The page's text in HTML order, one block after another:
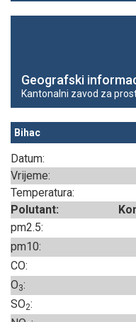
Geografski
Kantonalni zavod za
Bihac
Datum:
Vrijeme:
Temperatura:
Polutant:
pm2.5:
pm10:
CO:
O3:
SO2: